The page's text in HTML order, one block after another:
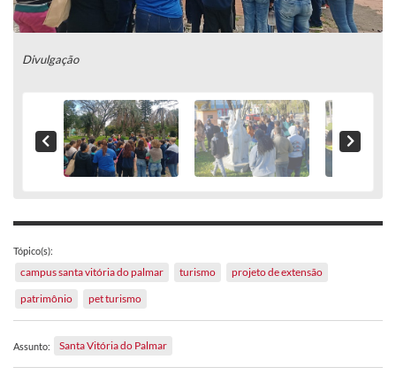
Divulgação
Tópico(s):
campus santa vitória do palmar turismo
projeto de extensão
patrimônio
pet turismo
Assunto: Santa Vitória do Palmar